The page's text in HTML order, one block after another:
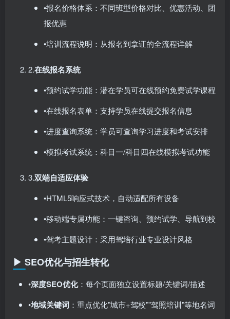
•报名价格体系：不同班型价格对比、优惠活动、团
报优惠
•培训流程说明：从报名到拿证的全流程详解
2.​在线报名系统
•预约试学功能：潜在学员可在线预约免费试学课程
•在线报名表单：支持学员在线提交报名信息
•进度查询系统：学员可查询学习进度和考试安排
•模拟考试系统：科目一/科目四在线模拟考试功能
3.​双端自适应体验
•HTML5响应式技术，自动适配所有设备
•移动端专属功能：一键咨询、预约试学、导航到校
•驾考主题设计：采用驾培行业专业设计风格
▶ SEO优化与招生转化
•​深度SEO优化​：每个页面独立设置标题/关键词/描述
•​地域关键词 ​：重点优化”城市+驾校””驾照培训”等地名词